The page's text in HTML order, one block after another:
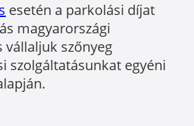
esetén a parkolási díjat
magyarországi
vállaljuk szőnyeg
szolgáltatásunkat egyéni